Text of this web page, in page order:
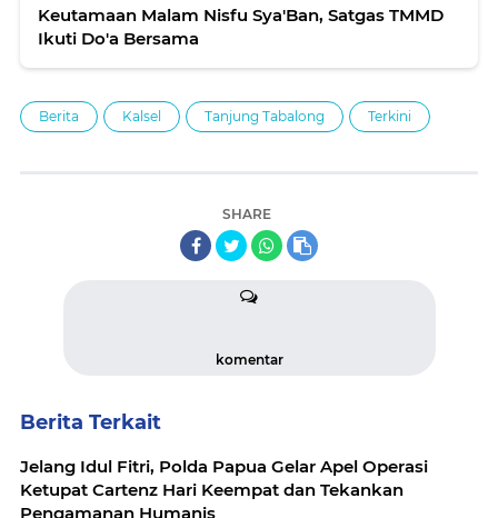
Keutamaan Malam Nisfu Sya'Ban, Satgas TMMD
Ikuti Do'a Bersama
Berita Kalsel Tanjung Tabalong Terkini
SHARE
komentar
Berita Terkait
Jelang Idul Fitri, Polda Papua Gelar Apel Operasi
Ketupat Cartenz Hari Keempat dan Tekankan
Pengamanan Humanis